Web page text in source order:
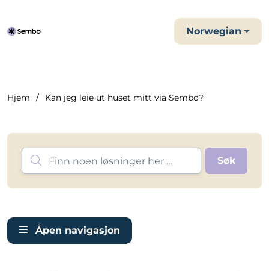
Norwegian
Hjem Kan jeg leie ut huset mitt via Sembo?
Åpen navigasjon